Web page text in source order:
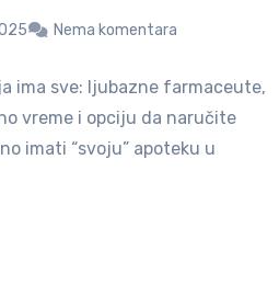
Nema komentara
ima sve: ljubazne farmaceute,
vreme i opciju da naručite
imati “svoju” apoteku u